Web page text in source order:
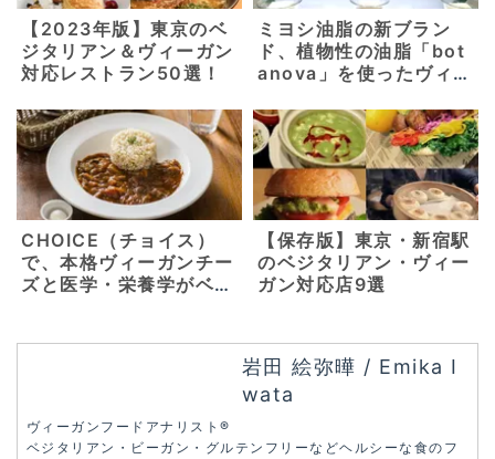
【2023年版】東京のベ
ジタリアン＆ヴィーガン
対応レストラン50選！
ミヨシ油脂の新ブラン
ド、植物性の油脂「bot
anova」を使ったヴィー
guro」にてスタート！
【東京・目黒】
CHOICE（チョイス）
で、本格ヴィーガンチー
ズと医学・栄養学がベー
ューを。【京都 東山・
【保存版】東京・新宿駅
のベジタリアン・ヴィー
ガン対応店9選
岩田 絵弥曄 / Emika I
wata
ヴィーガンフードアナリスト®︎
ベジタリアン・ビーガン・グルテンフリーなどヘルシーな食のフ